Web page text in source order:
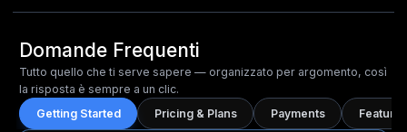
Domande Frequenti
Tutto quello che ti serve sapere — organizzato per argomento, così
la risposta è sempre a un clic.
Getting Started
Pricing & Plans Payments